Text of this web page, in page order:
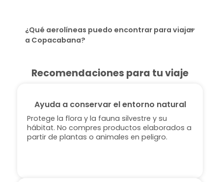
¿Qué aerolíneas puedo encontrar para viajar
a Copacabana?
Recomendaciones para tu viaje
Ayuda a conservar el entorno natural
Protege la flora y la fauna silvestre y su
hábitat. No compres productos elaborados a
partir de plantas o animales en peligro.